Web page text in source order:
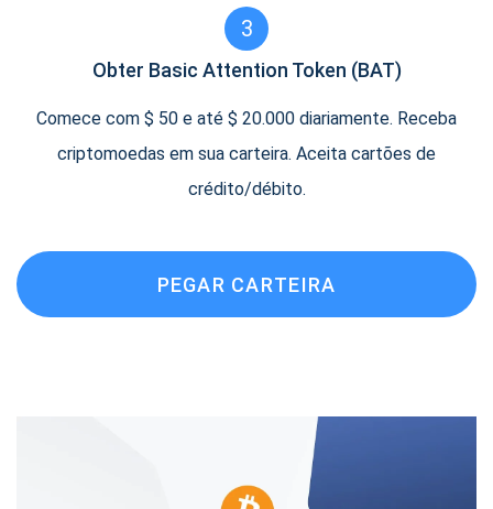
3
Obter Basic Attention Token (BAT)
Comece com $ 50 e até $ 20.000 diariamente. Receba
criptomoedas em sua carteira. Aceita cartões de
crédito/débito.
PEGAR CARTEIRA